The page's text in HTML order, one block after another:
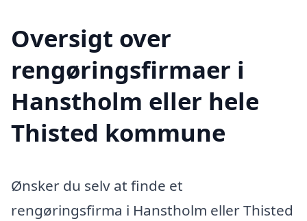
Oversigt over
rengøringsfirmaer i
Hanstholm eller hele
Thisted kommune
Ønsker du selv at finde et
rengøringsfirma i Hanstholm eller Thisted